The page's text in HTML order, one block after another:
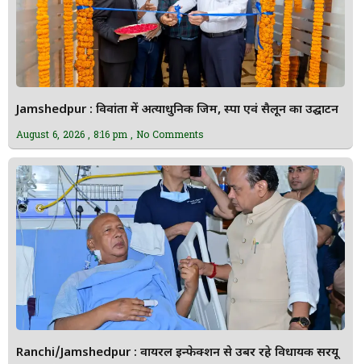
Jamshedpur : विवांता में अत्याधुनिक जिम, स्पा एवं सैलून का उद्घाटन
August 6, 2026 8:16 pm No Comments
Ranchi/Jamshedpur : वायरल इन्फेक्शन से उबर रहे विधायक सरयू